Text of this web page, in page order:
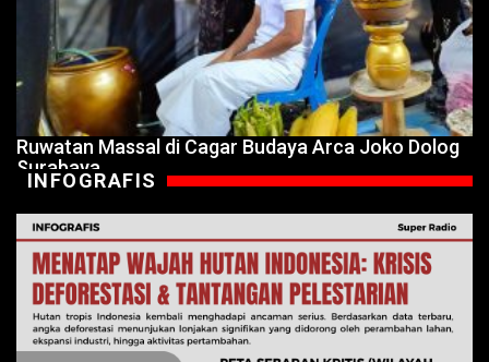
Ruwatan Massal di Cagar Budaya Arca Joko Dolog
Surabaya
INFOGRAFIS